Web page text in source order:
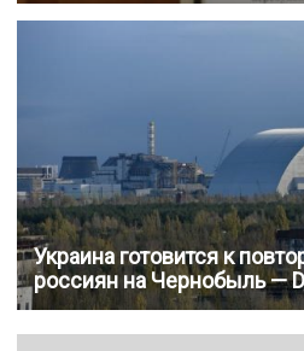
Украина готовится к
россиян на Чернобыль —